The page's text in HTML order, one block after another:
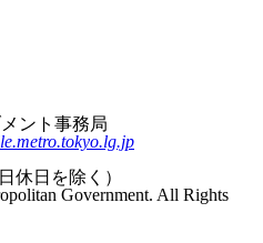
ント事務局
休日を除く）
Government. All Rights